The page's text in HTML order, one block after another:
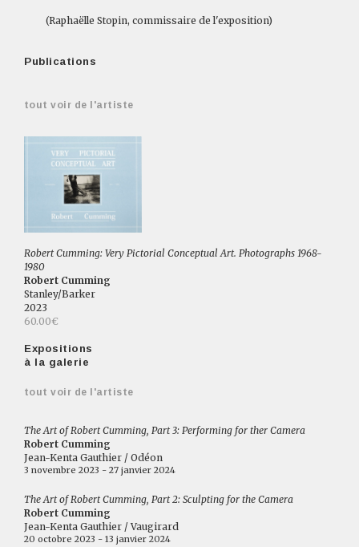
(Raphaëlle Stopin, commissaire de l'exposition)
Publications
tout voir de l'artiste
Robert Cumming: Very Pictorial Conceptual Art. Photographs 1968-
1980
Robert Cumming
Stanley/Barker
2023
60.00€
Expositions
à la galerie
tout voir de l'artiste
The Art of Robert Cumming, Part 3: Performing for ther Camera
Robert Cumming
Jean-Kenta Gauthier / Odéon
3 novembre 2023 - 27 janvier 2024
The Art of Robert Cumming, Part 2: Sculpting for the Camera
Robert Cumming
Jean-Kenta Gauthier / Vaugirard
20 octobre 2023 - 13 janvier 2024